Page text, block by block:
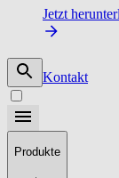
Jetzt
Kontakt
Produkte